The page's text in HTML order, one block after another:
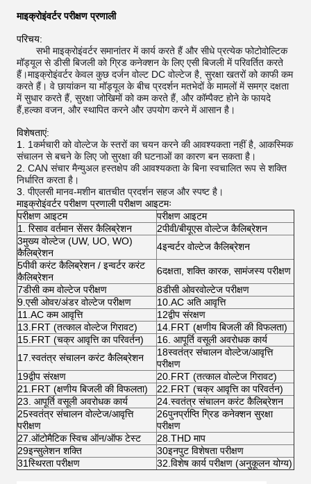
माइक्रोइंवर्टर परीक्षण प्रणाली
परिचय:
सभी माइक्रोइंवर्टर समानांतर में कार्य करते हैं और सीधे प्रत्येक फोटोवोल्टिक
मॉड्यूल से डीसी बिजली को ग्रिड कनेक्शन के लिए एसी बिजली में परिवर्तित करते
हैं।माइक्रोइंवर्टर केवल कुछ दर्जन वोल्ट DC वोल्टेज है, सुरक्षा खतरों को काफी कम
करते हैं। वे छायांकन या मॉड्यूल के बीच प्रदर्शन मतभेदों के मामलों में समग्र दक्षता
में सुधार करते हैं, सुरक्षा जोखिमों को कम करते हैं, और कॉम्पैक्ट होने के फायदे
हैं,हल्का वजन, और स्थापित करने और उपयोग करने में आसान है।
विशेषताएं:
1कर्मचारी को वोल्टेज के स्तरों का चयन करने की आवश्यकता नहीं है, आकस्मिक
संचालन से बचने के लिए जो सुरक्षा की घटनाओं का कारण बन सकता है।
CAN संचार मैन्युअल हस्तक्षेप की आवश्यकता के बिना स्वचालित रूप से शक्ति
निर्धारित करता है।
पीएलसी मानव-मशीन बातचीत प्रदर्शन सहज और स्पष्ट है।
माइक्रोइंवर्टर परीक्षण प्रणाली परीक्षण आइटमः
परीक्षण आइटम
परीक्षण आइटम
1. रिसाव वर्तमान सेंसर कैलिब्रेशन
2पीवी/बीयूएस वोल्टेज कैलिब्रेशन
3मुख्य वोल्टेज (UW, UO, WO)
कैलिब्रेशन
4इन्वर्टर वोल्टेज कैलिब्रेशन
5पीवी करंट कैलिब्रेशन / इन्वर्टर करंट
कैलिब्रेशन
6दक्षता, शक्ति कारक, सामंजस्य परीक्षण
7डीसी कम वोल्टेज परीक्षण
8डीसी ओवरवोल्टेज परीक्षण
9.एसी ओवर/अंडर वोल्टेज परीक्षण
10.AC अति आवृत्ति
11.AC कम आवृत्ति
12द्वीप संरक्षण
13.FRT (तत्काल वोल्टेज गिरावट)
14.FRT (क्षणीय बिजली की विफलता)
15.FRT (चक्र आवृत्ति का परिवर्तन)
16. आपूर्ति वसूली अवरोधक कार्य
17.स्वतंत्र संचालन करंट कैलिब्रेशन
18स्वतंत्र संचालन वोल्टेज/आवृत्ति
परीक्षण
19द्वीप संरक्षण
20.FRT (तत्काल वोल्टेज गिरावट)
21.FRT (क्षणीय बिजली की विफलता)
22.FRT (चक्र आवृत्ति का परिवर्तन)
23. आपूर्ति वसूली अवरोधक कार्य
24.स्वतंत्र संचालन करंट कैलिब्रेशन
25स्वतंत्र संचालन वोल्टेज/आवृत्ति
परीक्षण
26पुनर्प्राप्ति ग्रिड कनेक्शन सुरक्षा
परीक्षण
27.ऑटोमैटिक स्विच ऑन/ऑफ टेस्ट
28.THD माप
29इन्सुलेशन शक्ति
30इनपुट विशेषता परीक्षण
31स्थिरता परीक्षण
32.विशेष कार्य परीक्षण (अनुकूलन योग्य)